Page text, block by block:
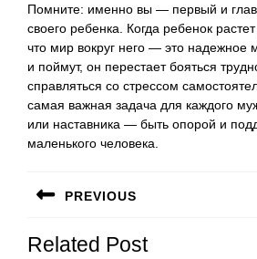
Помните: именно вы — первый и
своего ребенка. Когда ребенок
что мир вокруг него — это надежное
и поймут, он перестает бояться
справляться со стрессом
самая важная задача для каждого
или наставника — быть опорой и
маленького человека.
по
записям
PREVIOUS
запись:
Related Post